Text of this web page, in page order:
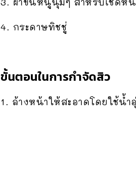
4. กระดาษทิชชู่
ขั้นตอนในการกำจัดสิว
1. ล้างหน้าให้สะอาดโดยใช้น้